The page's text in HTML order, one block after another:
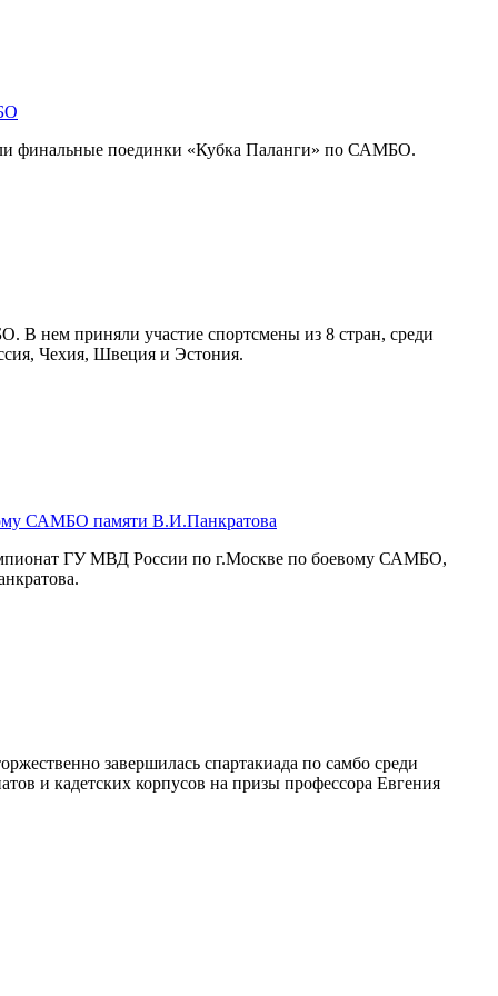
финальные поединки «Кубка Паланги» по САМБО.
нем приняли участие спортсмены из 8 стран, среди
Чехия, Швеция и Эстония.
САМБО памяти В.И.Панкратова
ГУ МВД России по г.Москве по боевому САМБО,
завершилась спартакиада по самбо среди
и кадетских корпусов на призы профессора Евгения